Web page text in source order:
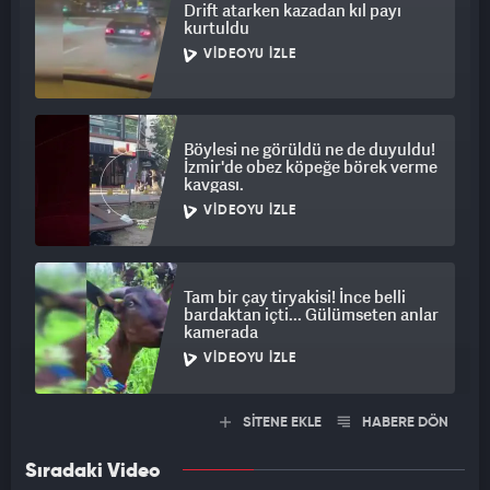
Drift atarken kazadan kıl payı
kurtuldu
VIDEOYU İZLE
Böylesi ne görüldü ne de duyuldu!
İzmir'de obez köpeğe börek verme
kavgası.
VIDEOYU İZLE
Tam bir çay tiryakisi! İnce belli
bardaktan içti... Gülümseten anlar
kamerada
VIDEOYU İZLE
SİTENE EKLE HABERE DÖN
Sıradaki Video